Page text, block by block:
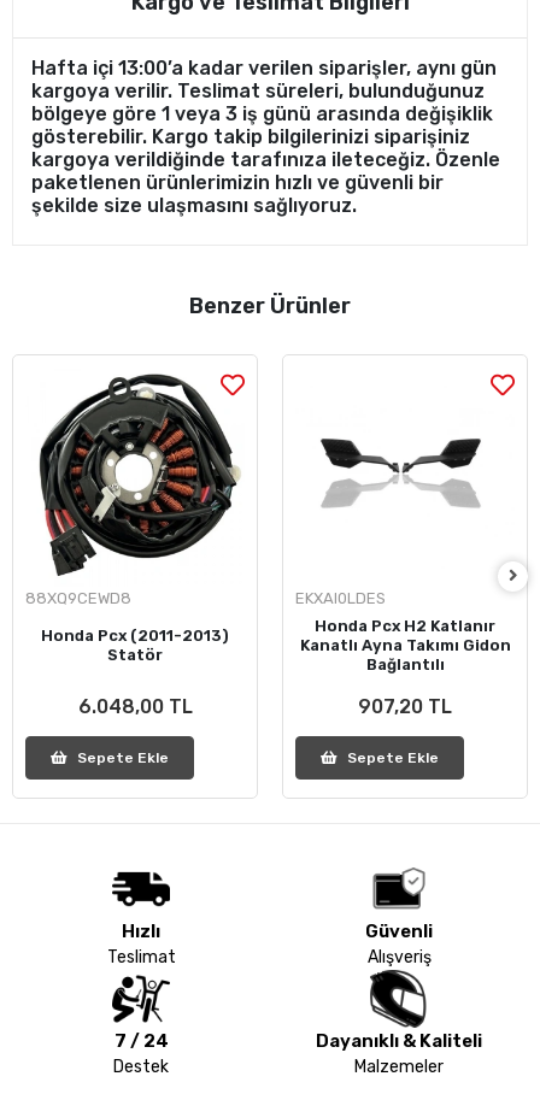
Hafta içi 13:00’a kadar verilen siparişler, aynı gün
kargoya verilir. Teslimat süreleri, bulunduğunuz
bölgeye göre 1 veya 3 iş günü arasında değişiklik
gösterebilir. Kargo takip bilgilerinizi siparişiniz
kargoya verildiğinde tarafınıza ileteceğiz. Özenle
paketlenen ürünlerimizin hızlı ve güvenli bir
şekilde size ulaşmasını sağlıyoruz.
Benzer Ürünler
88XQ9CEWD8
Honda Pcx (2011-2013)
Statör
6.048,00 TL
Sepete Ekle
EKXAI0LDES
Honda Pcx H2 Katlanır
Kanatlı Ayna Takımı Gidon
Bağlantılı
907,20 TL
Sepete Ekle
Hızlı
Teslimat
Güvenli
Alışveriş
7 / 24
Destek
Dayanıklı & Kaliteli
Malzemeler